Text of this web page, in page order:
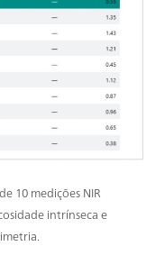
10 medições NIR
intrínseca e